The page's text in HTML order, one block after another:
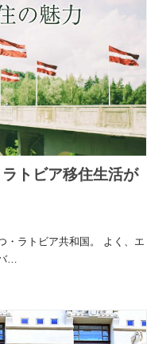
トビア移住生活が
・ラトビア共和国。 よく、エ
…